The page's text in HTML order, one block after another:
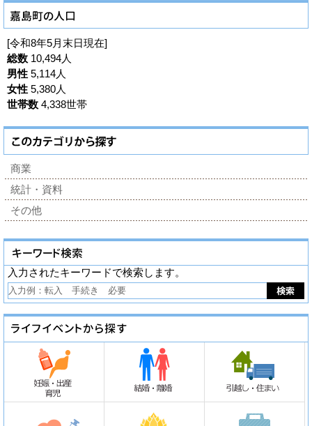
[令和8年5月末日現在]
総数 10,494人
男性 5,114人
女性 5,380人
世帯数 4,338世帯
商業
統計・資料
その他
入力されたキーワードで検索します。